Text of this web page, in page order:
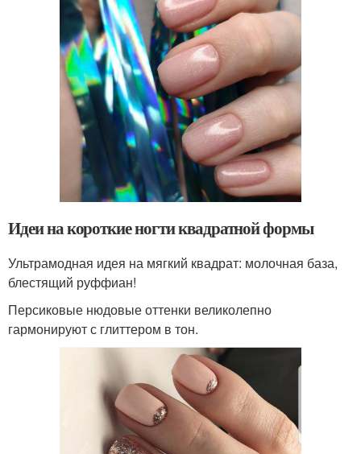
Идеи на короткие ногти квадратной формы
Ультрамодная идея на мягкий квадрат: молочная база,
блестящий руффиан!
Персиковые нюдовые оттенки великолепно
гармонируют с глиттером в тон.